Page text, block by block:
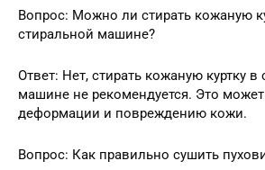
Вопрос: Можно ли стирать кожаную
стиральной машине?
Ответ: Нет, стирать кожаную куртку в
машине не рекомендуется. Это
деформации и повреждению кожи.
Вопрос: Как правильно сушить